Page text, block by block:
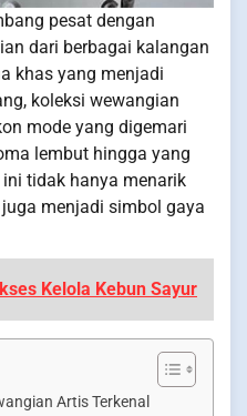
pesat dengan
dari berbagai kalangan
khas yang menjadi
koleksi wewangian
mode yang digemari
lembut hingga yang
tidak hanya menarik
menjadi simbol gaya
Kelola Kebun Sayur
Artis Terkenal